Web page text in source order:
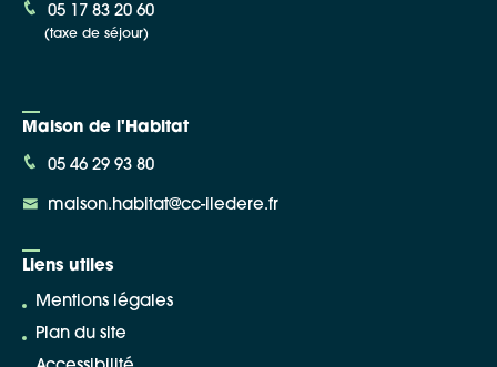
05 17 83 20 60
(taxe de séjour)
Maison de l'Habitat
05 46 29 93 80
maison.habitat@cc-iledere.fr
Liens utiles
Mentions légales
Plan du site